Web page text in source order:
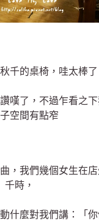
千的桌椅，哇太棒了
嘆了，不過乍看之
空間有點窄
，我們幾個女生在
千時，
什麼對我們講：「